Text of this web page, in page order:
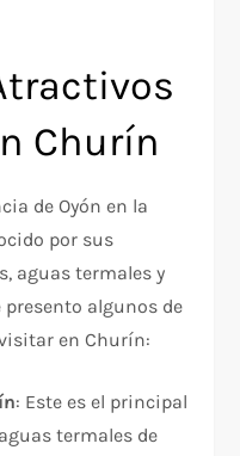
Churín
de Oyón en la
por sus
aguas termales y
algunos de
en Churín:
: Este es el principal
termales de